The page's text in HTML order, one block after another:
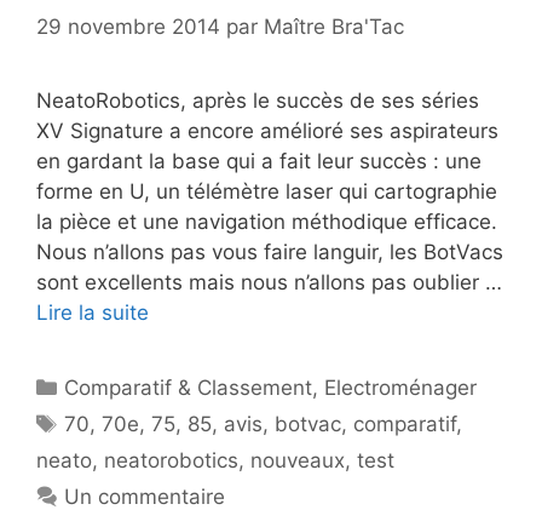
29 novembre 2014 par Maître Bra'Tac
NeatoRobotics, après le succès de ses séries
XV Signature a encore amélioré ses aspirateurs
en gardant la base qui a fait leur succès : une
forme en U, un télémètre laser qui cartographie
la pièce et une navigation méthodique efficace.
Nous n’allons pas vous faire languir, les BotVacs
sont excellents mais nous n’allons pas oublier …
Lire la suite
Catégories
Comparatif & Classement, Electroménager
Étiquettes
70,70e,75, 85, avis, botvac, comparatif,
neato, neatorobotics, nouveaux, test
Un commentaire